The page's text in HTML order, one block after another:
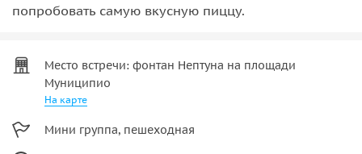
попробовать самую вкусную пиццу.
Место встречи: фонтан Нептуна на площади
Муниципио
На карте
Мини группа, пешеходная